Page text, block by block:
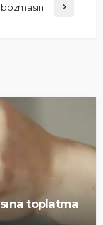
bozmasın
toplatma